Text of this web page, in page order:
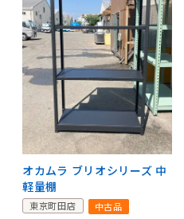
オカムラ ブリオシリーズ 中
軽量棚
東京町田店
中古品